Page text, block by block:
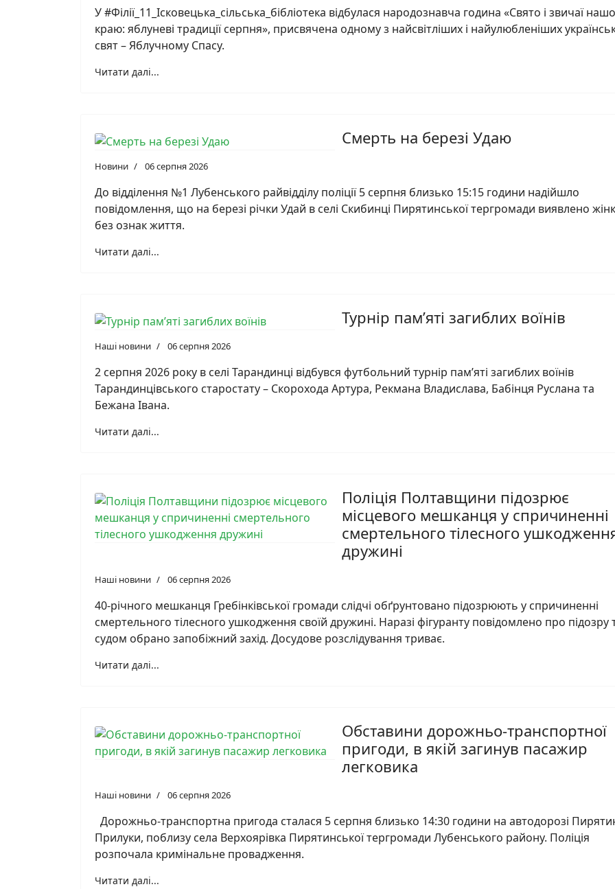
У #Філії_11_Ісковецька_сільська_бібліотека відбулася народознавча година «Свято і звичаї
краю: яблуневі традиції серпня», присвячена одному з найсвітліших і найулюбленіших
свят – Яблучному Спасу.
Читати далі...
Смерть на березі Удаю
Новини 06 серпня 2026
До відділення №1 Лубенського райвідділу поліції 5 серпня близько 15:15 години надійшло
повідомлення, що на березі річки Удай в селі Скибинці Пирятинської тергромади виявлено
без ознак життя.
Читати далі...
Турнір пам’яті загиблих воїнів
Наші новини 06 серпня 2026
2 серпня 2026 року в селі Тарандинці відбувся футбольний турнір пам’яті загиблих воїнів
Тарандинцівського старостату – Скорохода Артура, Рекмана Владислава, Бабінця Руслана та
Бежана Івана.
Читати далі...
Поліція Полтавщини підозрює
місцевого мешканця у спричиненні
смертельного тілесного
дружині
Наші новини 06 серпня 2026
40-річного мешканця Гребінківської громади слідчі обґрунтовано підозрюють у спричиненні
смертельного тілесного ушкодження своїй дружині. Наразі фігуранту повідомлено про підозру
судом обрано запобіжний захід. Досудове розслідування триває.
Читати далі...
Обставини дорожньо-транспортної
пригоди, в якій загинув пасажир
легковика
Наші новини 06 серпня 2026
Дорожньо-транспортна пригода сталася 5 серпня близько 14:30 години на автодорозі
Прилуки, поблизу села Верхоярівка Пирятинської тергромади Лубенського району. Поліція
розпочала кримінальне провадження.
Читати далі...